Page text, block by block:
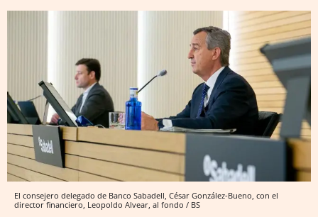
El consejero delegado de Banco Sabadell, César González-Bueno, con el
director financiero, Leopoldo Alvear, al fondo / BS